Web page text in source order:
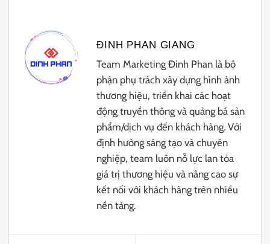
ĐINH PHAN GIANG
Team Marketing Đinh Phan là bộ
phận phụ trách xây dựng hình ảnh
thương hiệu, triển khai các hoạt
động truyền thông và quảng bá sản
phẩm/dịch vụ đến khách hàng. Với
định hướng sáng tạo và chuyên
nghiệp, team luôn nỗ lực lan tỏa
giá trị thương hiệu và nâng cao sự
kết nối với khách hàng trên nhiều
nền tảng.